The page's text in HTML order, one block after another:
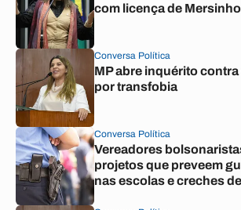
com licença de Mersinho
Conversa Política
MP abre inquérito
por transfobia
Conversa Política
Vereadores
projetos que preveem
nas escolas e creches